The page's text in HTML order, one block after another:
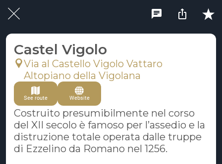
Castel Vigolo
Via al Castello Vigolo Vattaro
Altopiano della Vigolana
See route Website
Costruito presumibilmente nel corso
del XII secolo è famoso per l’assedio e la
distruzione totale operata dalle truppe
di Ezzelino da Romano nel 1256.